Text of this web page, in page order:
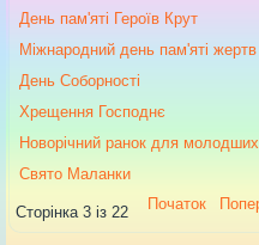
День пам'яті Героїв Крут
Міжнародний день пам'яті
День Соборності
Хрещення Господнє
Новорічний ранок для молодших
Свято Маланки
Сторінка 3 із 22 Початок